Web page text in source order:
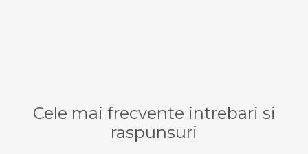
Cele mai frecvente intrebari si
raspunsuri